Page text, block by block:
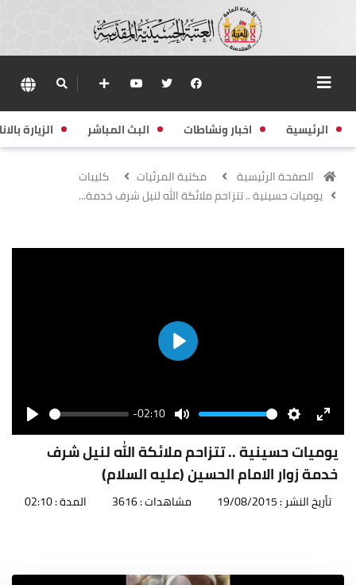
الرئيسية اخبار ونشاطات البث المباشر الزيارة
الصفحة الرئيسية مكتبة المرئيات
كليبات
يوميات حسينية .. تتزاحم ملائكة الله لنيل شرف خدمة...
Play
Play
Seek -02:10
Mute
Volume
SettingsEnter
يوميات حسينية .. تتزاحم ملائكة الله لنيل شرف
خدمة زوار الامام الحسين (عليه السلام)
تأريخ النشر : 19/08/2015 مشاهدات : 3616 المدة : 02:10